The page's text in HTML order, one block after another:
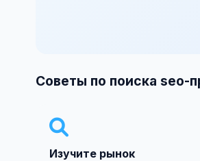
Советы по поиска seo-
Изучите рынок